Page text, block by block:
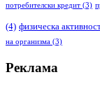
потребителски кредит (3)
(4) физическа
на организма (3)
Реклама